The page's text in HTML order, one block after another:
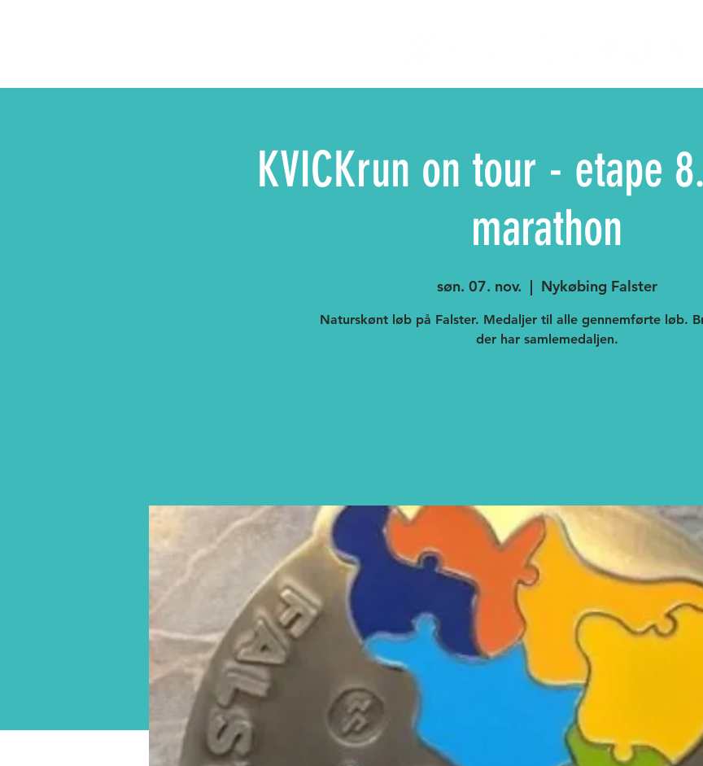
KVICKrun on tour - etape
marathon
søn. 07. nov.
  |
Nykøbing Falster
Naturskønt løb på Falster. Medaljer til alle gennemførte løb.
der har samlemedaljen.